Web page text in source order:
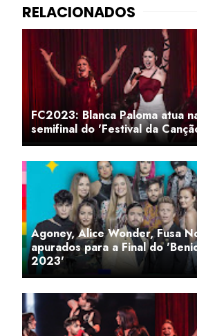
FC2023: Blanca Paloma atua
semifinal do 'Festival da
Agoney, Alice Wonder, Fusa
apurados para a Final do
2023'